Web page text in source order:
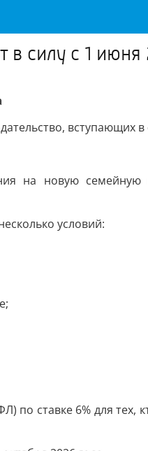
в силу с 1
вступающих в
на новую
условий:
ставке 6% для тех,